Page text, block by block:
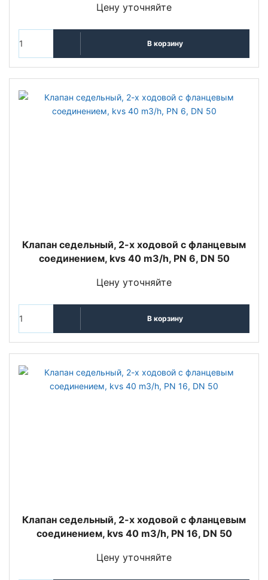
Цену уточняйте
В корзину
Клапан седельный, 2-х ходовой с фланцевым
соединением, kvs 40 m3/h, PN 6, DN 50
Цену уточняйте
В корзину
Клапан седельный, 2-х ходовой с фланцевым
соединением, kvs 40 m3/h, PN 16, DN 50
Цену уточняйте